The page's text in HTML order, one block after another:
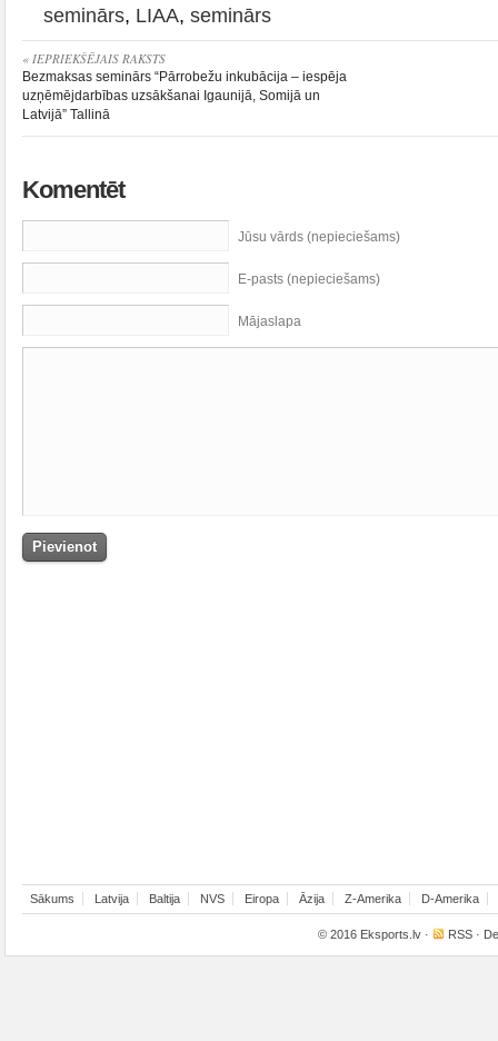
seminārs, LIAA, seminārs
« IEPRIEKŠĒJAIS RAKSTS
Bezmaksas seminārs “Pārrobežu inkubācija – iespēja
uzņēmējdarbības uzsākšanai Igaunijā, Somijā un
Latvijā” Tallinā
Komentēt
Jūsu vārds (nepieciešams)
E-pasts (nepieciešams)
Mājaslapa
Sākums Latvija Baltija NVS Eiropa Āzija Z-Amerika D-Amerika
© 2016 Eksports.lv · RSS ·